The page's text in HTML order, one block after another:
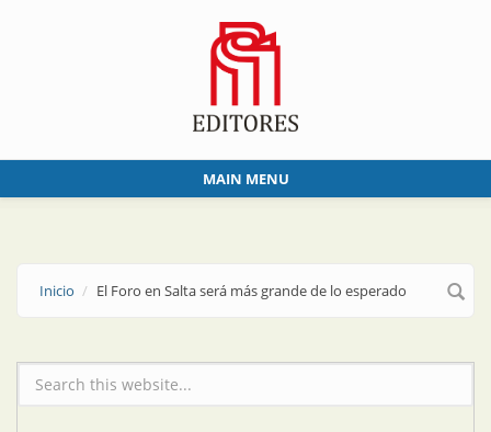
MAIN MENU
Inicio El Foro en Salta será más grande de lo esperado
Formulario de búsqueda